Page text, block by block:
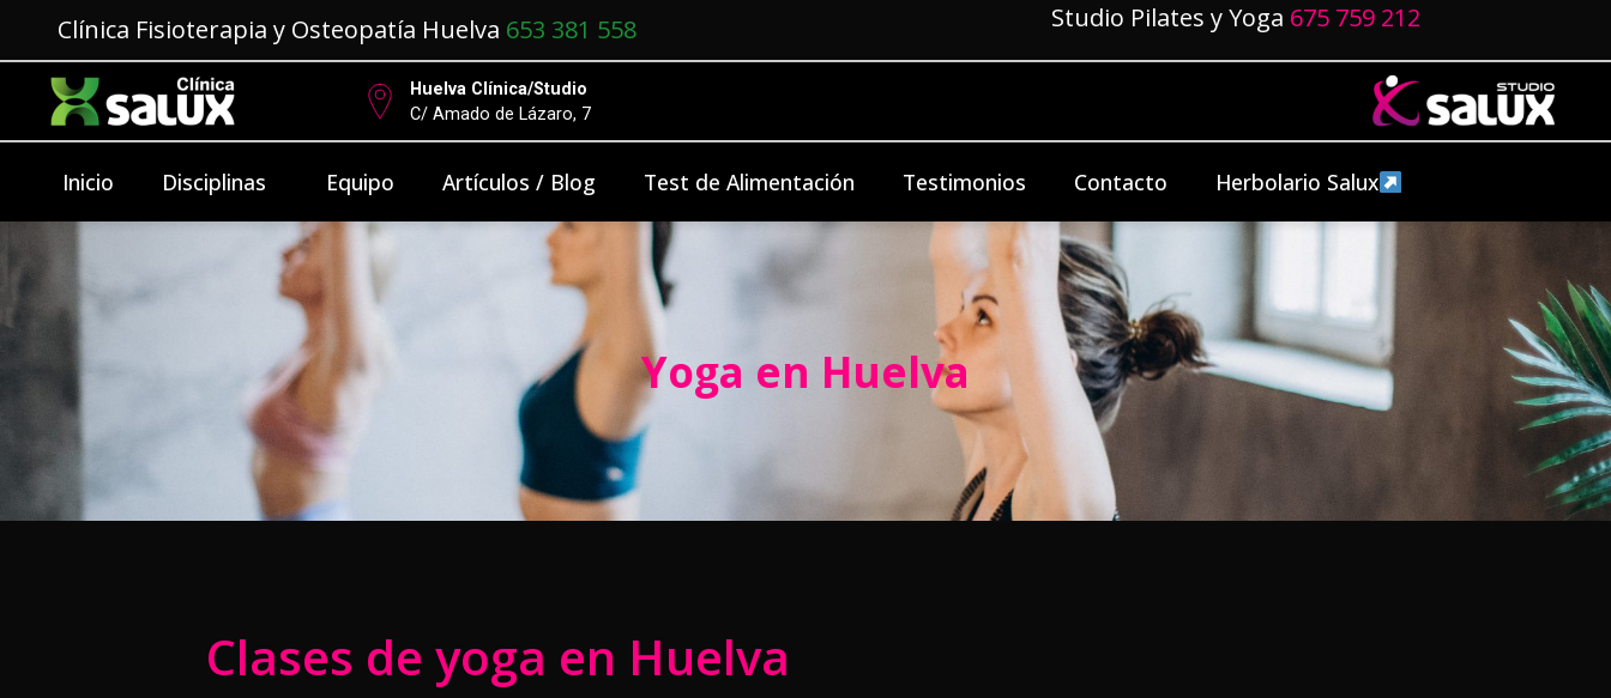
Clínica Fisioterapia y Osteopatía Huelva 653 381 558 Studio Pilates y Yoga 675 759 212
Huelva Clínica/Studio
C/ Amado de Lázaro, 7
Inicio Disciplinas Equipo Artículos / Blog Test de Alimentación Testimonios Contacto Herbolario Salux
Yoga en Huelva
Clases de yoga en Huelva